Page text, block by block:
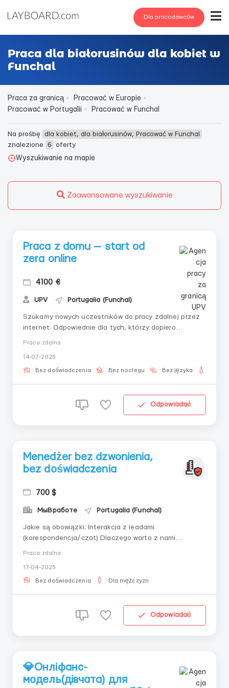
Dla pracodawców
Praca dla białorusinów dla kobiet w
Funchal
Praca za granicą
Pracować w Europie
Pracować w Portugalii
Pracować w Funchal
Na prośbę dla kobiet, dla białorusinów, Pracować w Funchal
znalezione
6
oferty
Wyszukiwanie na mapie
Zaawansowane wyszukiwanie
Praca z domu — start od
zera online
4100 €
UPV Portugalia (Funchal)
Szukamy nowych uczestników do pracy zdalnej przez
internet. Odpowiednie dla tych, którzy dopiero
swoim tempie Wsparcie w trakcie całej działalności
Dostęp z dowolnego miejsca na świecie Co jest ...
Praca zdalna
14-07-2025
Bez doświadczenia Bez noclegu Bez języka
Odpowiadać
Menedżer bez dzwonienia,
bez doświadczenia
700 $
МыВработе Portugalia (Funchal)
Jakie są obowiązki: Interakcja z leadami
(korespondencja/czat) Dlaczego warto z nami
całkowicie zdalna; - Zespół młodych, pełnych energii
ludzi, z którymi jest przyjemnie dążyć do wspólnego
Praca zdalna
17-04-2025
Bez doświadczenia Dla mężczyzn
Odpowiadać
💎Онліфанс-
модель(дівчата) для